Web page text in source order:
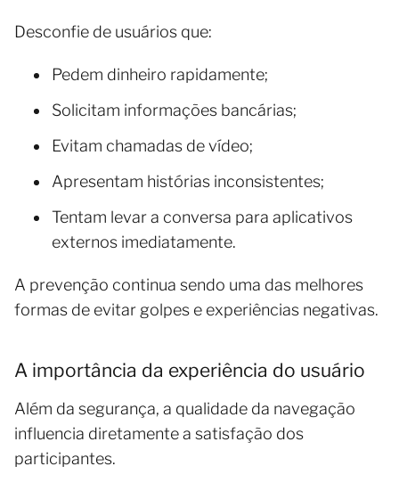
Desconfie de usuários que:
Pedem dinheiro rapidamente;
Solicitam informações bancárias;
Evitam chamadas de vídeo;
Apresentam histórias inconsistentes;
Tentam levar a conversa para aplicativos
externos imediatamente.
A prevenção continua sendo uma das melhores
formas de evitar golpes e experiências negativas.
A importância da experiência do usuário
Além da segurança, a qualidade da navegação
influencia diretamente a satisfação dos
participantes.